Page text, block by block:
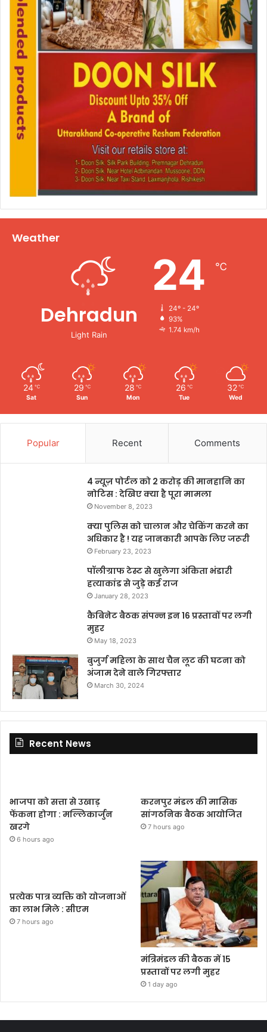
Weather
Dehradun
Light Rain
24 ℃
24º - 24º
93%
1.74 km/h
24 ℃
Sat
29 ℃
Sun
28 ℃
Mon
26 ℃
Tue
32 ℃
Wed
Popular Recent Comments
4 न्यूज़ पोर्टल को 2 करोड़ की मानहानि का
नोटिस : देखिए क्या है पूरा मामला
November 8, 2023
क्या पुलिस को चालान और चेकिंग करने का
अधिकार है ! यह जानकारी आपके लिए जरूरी
February 23, 2023
पॉलीग्राफ टेस्ट से खुलेगा अंकिता भंडारी
हत्याकांड से जुड़े कई राज
January 28, 2023
कैबिनेट बैठक संपन्न इन 16 प्रस्तावों पर लगी
मुहर
May 18, 2023
बुजुर्ग महिला के साथ चैन लूट की घटना को
अंजाम देने वाले गिरफ्तार
March 30, 2024
Recent News
भाजपा को सत्ता से उखाड़
फेंकना होगा : मल्लिकार्जुन
खरगे
6 hours ago
करनपुर मंडल की मासिक
सांगठनिक बैठक आयोजित
7 hours ago
प्रत्येक पात्र व्यक्ति को योजनाओं
का लाभ मिले : सीएम
7 hours ago
मंत्रिमंडल की बैठक में 15
प्रस्तावों पर लगी मुहर
1 day ago